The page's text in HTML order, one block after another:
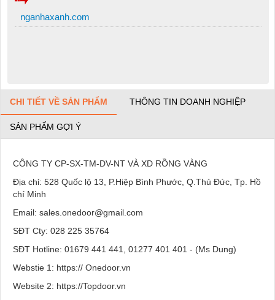
nganhaxanh.com
CHI TIẾT VỀ SẢN PHẨM THÔNG TIN DOANH NGHIỆP
SẢN PHẨM GỢI Ý
CÔNG TY CP-SX-TM-DV-NT VÀ XD RỒNG VÀNG
Địa chỉ: 528 Quốc lộ 13, P.Hiệp Bình Phước, Q.Thủ Đức, Tp. Hồ
chí Minh
Email: sales.onedoor@gmail.com
SĐT Cty: 028 225 35764
SĐT Hotline: 01679 441 441, 01277 401 401 - (Ms Dung)
Webstie 1: https:// Onedoor.vn
Website 2: https://Topdoor.vn